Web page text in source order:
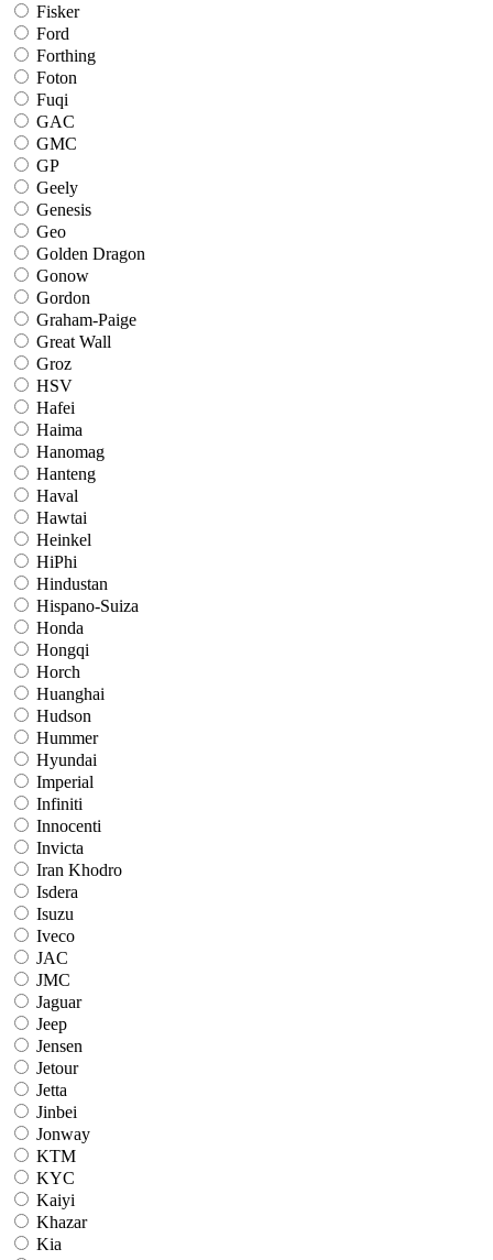
Fisker
Ford
Forthing
Foton
Fuqi
GAC
GMC
GP
Geely
Genesis
Geo
Golden Dragon
Gonow
Gordon
Graham-Paige
Great Wall
Groz
HSV
Hafei
Haima
Hanomag
Hanteng
Haval
Hawtai
Heinkel
HiPhi
Hindustan
Hispano-Suiza
Honda
Hongqi
Horch
Huanghai
Hudson
Hummer
Hyundai
Imperial
Infiniti
Innocenti
Invicta
Iran Khodro
Isdera
Isuzu
Iveco
JAC
JMC
Jaguar
Jeep
Jensen
Jetour
Jetta
Jinbei
Jonway
KTM
KYC
Kaiyi
Khazar
Kia